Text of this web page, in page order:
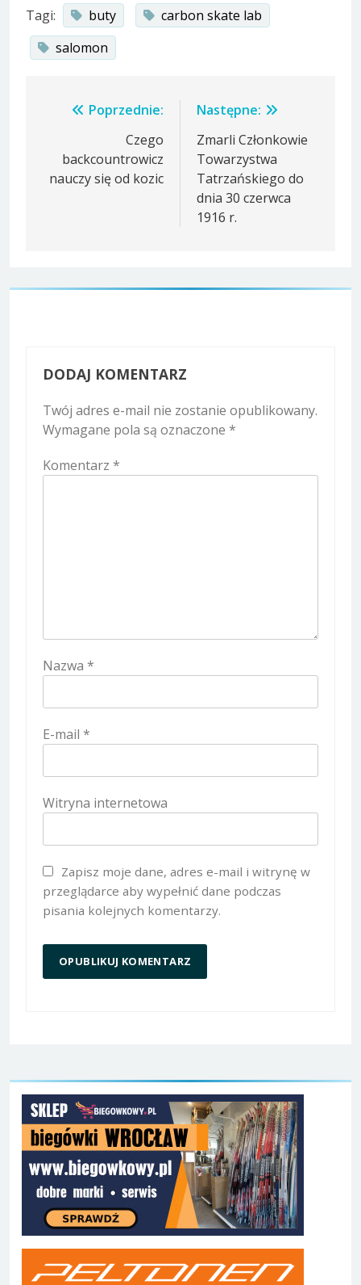
Tagi: buty
carbon skate lab
salomon
Nawigacja
Poprzednie:
Czego
backcountrowicz
nauczy się od kozic
Następne:
Zmarli Członkowie
Towarzystwa
Tatrzańskiego do
dnia 30 czerwca
1916 r.
DODAJ KOMENTARZ
Twój adres e-mail nie zostanie opublikowany.
Wymagane pola są oznaczone *
Komentarz *
Nazwa *
E-mail *
Witryna internetowa
Zapisz moje dane, adres e-mail i witrynę w
przeglądarce aby wypełnić dane podczas
pisania kolejnych komentarzy.